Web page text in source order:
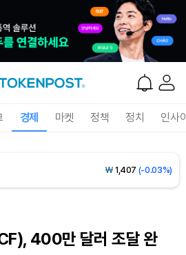
경제 마켓 정책 정치 인사
₩ 1,407 (-0.03%)
₩1,408(-0.01%)
400만 달러 조달 완